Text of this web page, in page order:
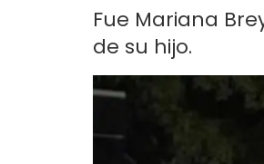
Fue Mariana
de su hijo.